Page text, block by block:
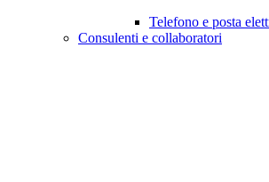
Telefono e posta
Consulenti e collaboratori